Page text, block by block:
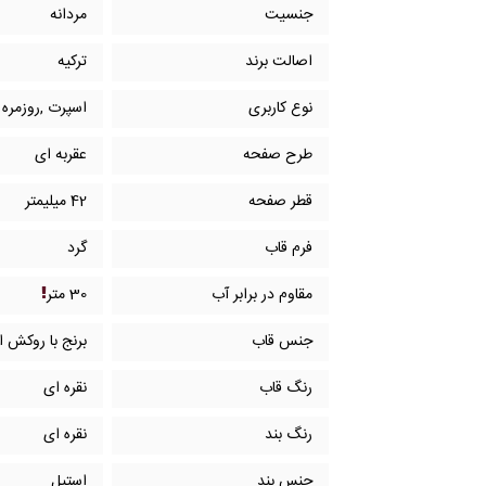
جنسیت
مردانه
اصالت برند
ترکیه
نوع کاربری
اسپرت ,روزمره
طرح صفحه
عقربه ای
قطر صفحه
42 میلیمتر
فرم قاب
گرد
مقاوم در برابر آب
30 متر
جنس قاب
برنج با روکش
رنگ قاب
نقره ای
رنگ بند
نقره ای